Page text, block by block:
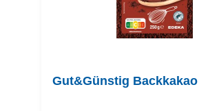
Gut&Günstig Backkakao